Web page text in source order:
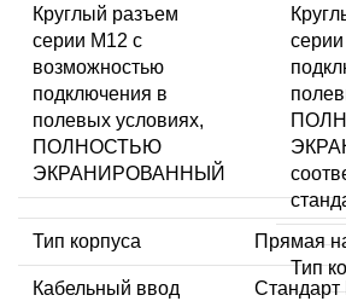
Круглый разъем
серии M12 с
возможностью
подключения в
полевых условиях,
ПОЛНОСТЬЮ
ЭКРАНИРОВАННЫЙ
Тип корпуса Прямая
Кабельный ввод Стандарт
Тип